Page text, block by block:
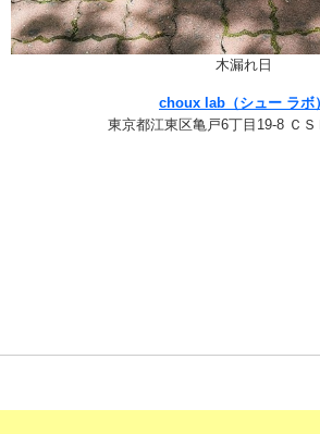
木漏れ日
choux lab（シュー ラボ）
東京都江東区亀戸6丁目19-8 Ｃ